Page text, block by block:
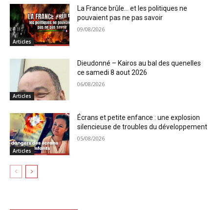
Articles
La France brûle… et les politiques ne
pouvaient pas ne pas savoir
09/08/2026
Articles
Dieudonné – Kairos au bal des quenelles
ce samedi 8 aout 2026
06/08/2026
Articles
Écrans et petite enfance : une explosion
silencieuse de troubles du développement
05/08/2026